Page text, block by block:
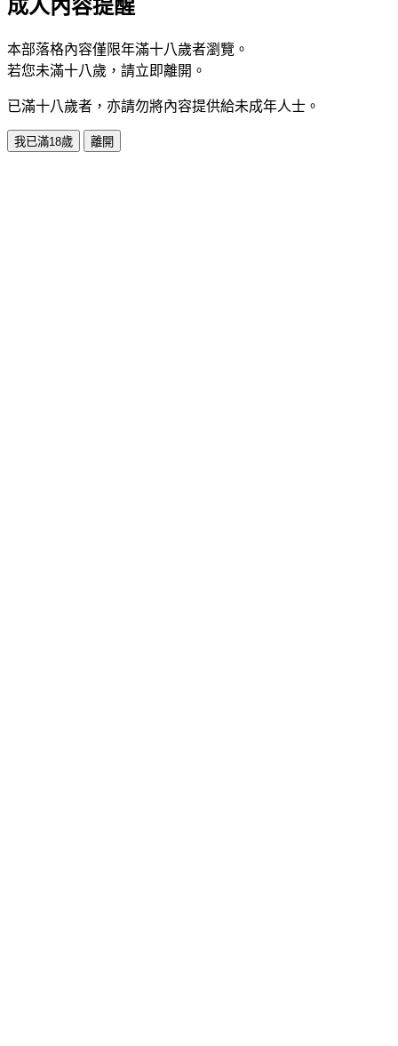
成人內容提醒
本部落格內容僅限年滿十八歲者瀏覽。
若您未滿十八歲，請立即離開。
已滿十八歲者，亦請勿將內容提供給未成年人士。
我已滿18歲 離開